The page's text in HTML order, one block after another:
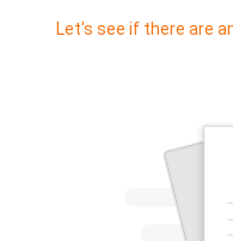
Let's see if there are